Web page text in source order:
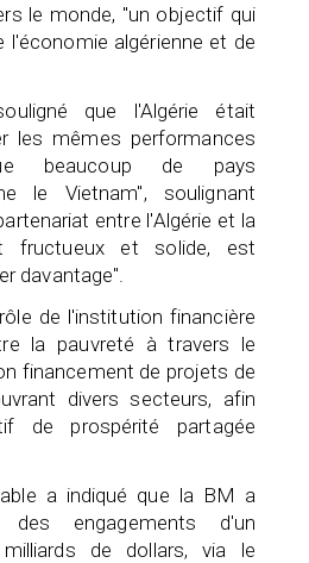
le monde, "un objectif qui
l'économie algérienne et de
que l'Algérie était
les mêmes performances
beaucoup de pays
le Vietnam", soulignant
entre l'Algérie et la
fructueux et solide, est
davantage".
de l'institution financière
la pauvreté à travers le
financement de projets de
divers secteurs, afin
de prospérité partagée
a indiqué que la BM a
des engagements d'un
de dollars, via le